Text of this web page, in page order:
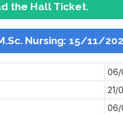
the Hall Ticket.
Nursing: 15/11/
06/
21/
06/